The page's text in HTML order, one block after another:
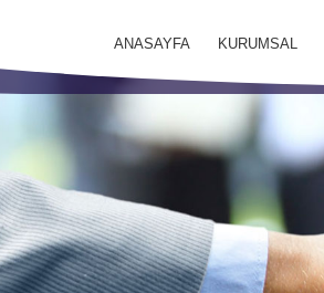
ANASAYFA
KURUMSAL